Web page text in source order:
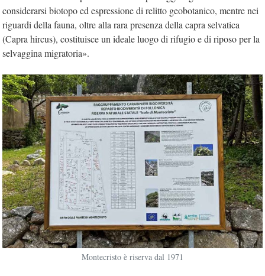
considerarsi biotopo ed espressione di relitto geobotanico, mentre nei
riguardi della fauna, oltre alla rara presenza della capra selvatica
(Capra hircus), costituisce un ideale luogo di rifugio e di riposo per la
selvaggina migratoria».
Montecristo è riserva dal 1971